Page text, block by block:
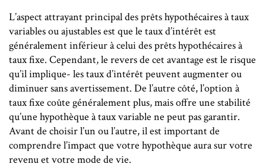
L’aspect attrayant principal des prêts hypothécaires à taux
variables ou ajustables est que le taux d’intérêt est
généralement inférieur à celui des prêts hypothécaires à
taux fixe. Cependant, le revers de cet avantage est le risque
qu’il implique- les taux d’intérêt peuvent augmenter ou
diminuer sans avertissement. De l’autre côté, l’option à
taux fixe coûte généralement plus, mais offre une stabilité
qu’une hypothèque à taux variable ne peut pas garantir.
Avant de choisir l’un ou l’autre, il est important de
comprendre l’impact que votre hypothèque aura sur votre
revenu et votre mode de vie.